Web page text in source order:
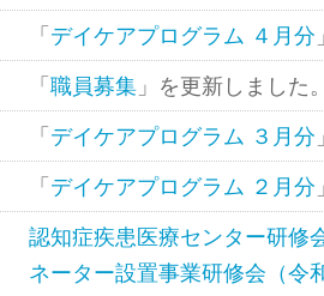
「 デイケアプログラム ４月分
「 職員募集 」を更新しました
「 デイケアプログラム ３月分
「 デイケアプログラム ２月分
認知症疾患医療センター研
ネーター設置事業研修会（令